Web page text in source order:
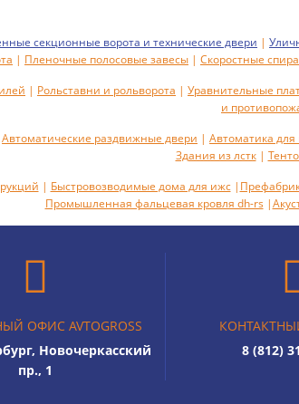
секционные ворота и технические двери |
| Пленочные полосовые завесы | Скоростные
| Рольставни и рольворота | Уравнительные
и
Автоматические раздвижные двери | Автоматика для
Здания из лстк|
| Быстровозводимые дома для ижс|
Промышленная фальцевая кровля dh-rs|
ОФИС AVTOGROSS
Новочеркасский
пр., 1
8 (812)